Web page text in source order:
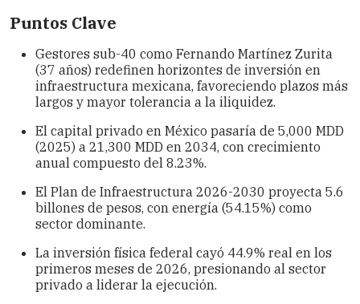
Puntos Clave
Gestores sub-40 como Fernando Martínez Zurita
(37 años) redefinen horizontes de inversión en
infraestructura mexicana, favoreciendo plazos más
largos y mayor tolerancia a la iliquidez.
El capital privado en México pasaría de 5,000 MDD
(2025) a 21,300 MDD en 2034, con crecimiento
anual compuesto del 8.23%.
El Plan de Infraestructura 2026-2030 proyecta 5.6
billones de pesos, con energía (54.15%) como
sector dominante.
La inversión física federal cayó 44.9% real en los
primeros meses de 2026, presionando al sector
privado a liderar la ejecución.